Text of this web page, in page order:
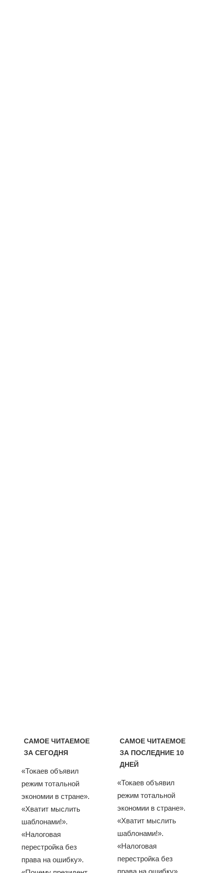
САМОЕ ЧИТАЕМОЕ
ЗА СЕГОДНЯ
«Токаев объявил
режим тотальной
экономии в стране».
«Хватит мыслить
шаблонами!».
«Налоговая
перестройка без
права на ошибку».
САМОЕ ЧИТАЕМОЕ
ЗА ПОСЛЕДНИЕ 10
ДНЕЙ
«Токаев объявил
режим тотальной
экономии в стране».
«Хватит мыслить
шаблонами!».
«Налоговая
перестройка без